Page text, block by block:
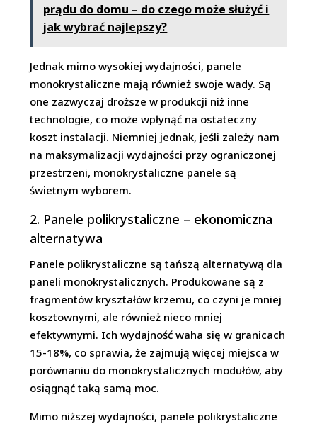
prądu do domu – do czego może służyć i
jak wybrać najlepszy?
Jednak mimo wysokiej wydajności, panele
monokrystaliczne mają również swoje wady. Są
one zazwyczaj droższe w produkcji niż inne
technologie, co może wpłynąć na ostateczny
koszt instalacji. Niemniej jednak, jeśli zależy nam
na maksymalizacji wydajności przy ograniczonej
przestrzeni, monokrystaliczne panele są
świetnym wyborem.
2. Panele polikrystaliczne – ekonomiczna
alternatywa
Panele polikrystaliczne są tańszą alternatywą dla
paneli monokrystalicznych. Produkowane są z
fragmentów kryształów krzemu, co czyni je mniej
kosztownymi, ale również nieco mniej
efektywnymi. Ich wydajność waha się w granicach
15-18%, co sprawia, że zajmują więcej miejsca w
porównaniu do monokrystalicznych modułów, aby
osiągnąć taką samą moc.
Mimo niższej wydajności, panele polikrystaliczne